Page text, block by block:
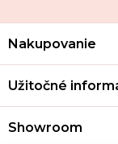
Z
p
t
Nakupovanie
Užitočné
Showroom